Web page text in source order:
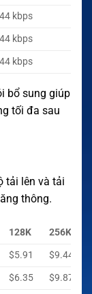
kbps
kbps
kbps
bổ sung giúp
tối đa sau
tải lên và tải
thông.
128K 256K
$5.91 $9.44
$6.35 $9.87